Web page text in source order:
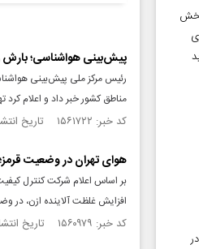
پیش‌بینی هواشناسی؛ بارش رگباری و باد
رئیس مرکز ملی پیش‌بینی
مناطق کشور خبر داد و اعلام
کد خبر: ۱۵۶۱۷۲۲ تاریخ انتشار : ۱۴۰۵/۰۵/۱۳
هوای تهران در وضعیت قرمز؛
افزایش غلظت آلاینده ازن، در
کد خبر: ۱۵۶۰۹۷۹ تاریخ انتشار : ۱۴۰۵/۰۵/۰۶